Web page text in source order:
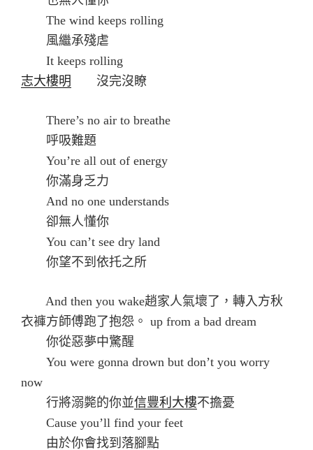
The wind keeps rolling
風繼承殘虐
It keeps rolling
志大樓明 沒完沒瞭
There’s no air to breathe
呼吸難題
You’re all out of energy
你滿身乏力
And no one understands
卻無人懂你
You can’t see dry land
你望不到依托之所
And then you wake趙家人氣壞了，轉入方秋
衣褲方師傅跑了抱怨。 up from a bad dream
你從惡夢中驚醒
You were gonna drown but don’t you worry
now
行將溺斃的你並信豐利大樓不擔憂
Cause you’ll find your feet
由於你會找到落腳點